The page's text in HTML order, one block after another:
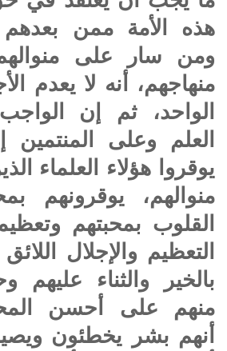
هذه الأمة ممن
ومن سار على
منهاجهم، أنه لا يعدم
الواحد، ثم إن
العلم وعلى المنتمين
يوقروا هؤلاء العلماء
منوالهم، يوقرونهم
القلوب بمحبتهم
التعظيم والإجلال
بالخير والثناء
منهم على أحسن
أنهم بشر يخطئون